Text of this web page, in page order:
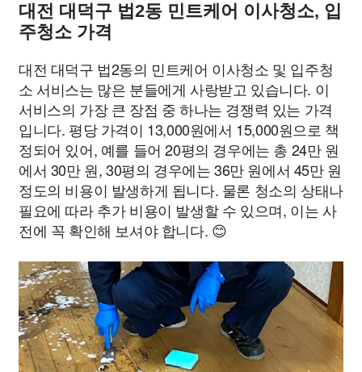
대전 대덕구 법2동 민트케어 이사청소, 입
주청소 가격
대전 대덕구 법2동의 민트케어 이사청소 및 입주청
소 서비스는 많은 분들에게 사랑받고 있습니다. 이
서비스의 가장 큰 장점 중 하나는 경쟁력 있는 가격
입니다. 평당 가격이 13,000원에서 15,000원으로 책
정되어 있어, 예를 들어 20평의 경우에는 총 24만 원
에서 30만 원, 30평의 경우에는 36만 원에서 45만 원
정도의 비용이 발생하게 됩니다. 물론 청소의 상태나
필요에 따라 추가 비용이 발생할 수 있으며, 이는 사
전에 꼭 확인해 보셔야 합니다. 😊